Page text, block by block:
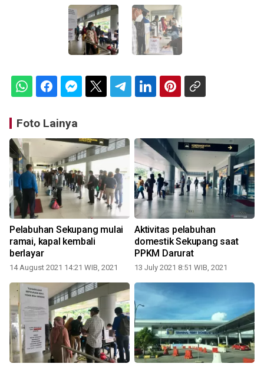
Foto Lainya
Pelabuhan Sekupang mulai
ramai, kapal kembali
berlayar
14 August 2021 14:21 WIB, 2021
Aktivitas pelabuhan
domestik Sekupang saat
PPKM Darurat
13 July 2021 8:51 WIB, 2021